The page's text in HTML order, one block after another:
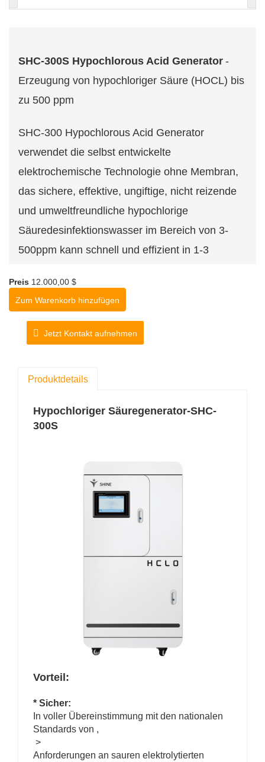
SHC-300S Hypochlorous Acid Generator -
Erzeugung von hypochloriger Säure (HOCL) bis
zu 500 ppm
SHC-300 Hypochlorous Acid Generator
verwendet die selbst entwickelte
elektrochemische Technologie ohne Membran,
das sichere, effektive, ungiftige, nicht reizende
und umweltfreundliche hypochlorige
Säuredesinfektionswasser im Bereich von 3-
500ppm kann schnell und effizient in 1-3
hergestellt werden.
Modell: SHC-300S
Maschinengröße: 600 * 600 * 1200mm
Konzentration PPM: 3-500ppm
Preis 12.000,00 $
Zum Warenkorb hinzufügen
Jetzt Kontakt aufnehmen
Produktdetails
Hypochloriger Säuregenerator-SHC-
300S
Vorteil:
* Sicher:
In voller Übereinstimmung mit den nationalen
Standards von ,
>
Anforderungen an sauren elektrolytierten